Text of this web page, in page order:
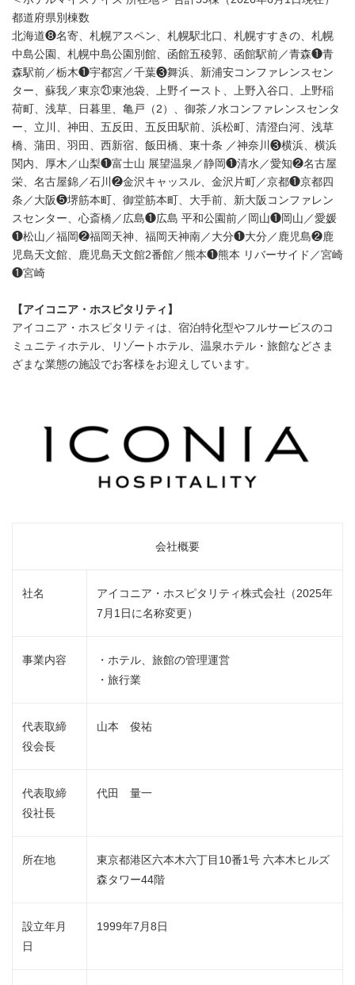
都道府県別棟数
北海道❽名寄、札幌アスペン、札幌駅北口、札幌すすきの、札幌
中島公園、札幌中島公園別館、函館五稜郭、函館駅前／青森❶青
森駅前／栃木❶宇都宮／千葉❸舞浜、新浦安コンファレンスセン
ター、蘇我／東京㉑東池袋、上野イースト、上野入谷口、上野稲
荷町、浅草、日暮里、亀戸（2）、御茶ノ水コンファレンスセンタ
ー、立川、神田、五反田、五反田駅前、浜松町、清澄白河、浅草
橋、蒲田、羽田、西新宿、飯田橋、東十条 ／神奈川❸横浜、横浜
関内、厚木／山梨❶富士山 展望温泉／静岡❶清水／愛知❷名古屋
栄、名古屋錦／石川❷金沢キャッスル、金沢片町／京都❶京都四
条／大阪❺堺筋本町、御堂筋本町、大手前、新大阪コンファレン
スセンター、心斎橋／広島❶広島 平和公園前／岡山❶岡山／愛媛
❶松山／福岡❷福岡天神、福岡天神南／大分❶大分／鹿児島❷鹿
児島天文館、鹿児島天文館2番館／熊本❶熊本 リバーサイド／宮崎
❶宮崎
【アイコニア・ホスピタリティ】
アイコニア・ホスピタリティは、宿泊特化型やフルサービスのコ
ミュニティホテル、リゾートホテル、温泉ホテル・旅館などさま
ざまな業態の施設でお客様をお迎えしています。
会社概要
社名
アイコニア・ホスピタリティ株式会社（2025年
7月1日に名称変更）
事業内容
・ホテル、旅館の管理運営
・旅行業
代表取締
役会長
山本 俊祐
代表取締
役社長
代田 量一
所在地
東京都港区六本木六丁目10番1号 六本木ヒルズ
森タワー44階
設立年月
日
1999年7月8日